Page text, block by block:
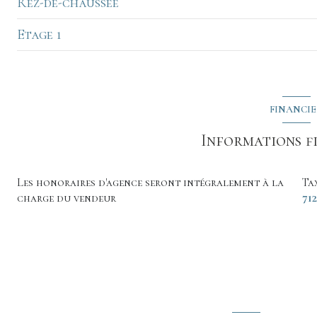
Pièce à vivre avec cuisine
Etage 1
salle de bain
Informations
Les honoraires d'agence seront intégralement à la
charge du vendeur